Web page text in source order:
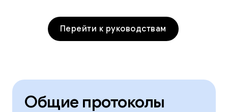
Перейти к руководствам
Общие протоколы